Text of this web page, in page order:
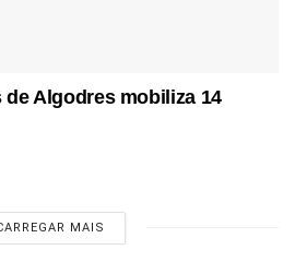
Algodres mobiliza 14
MAIS